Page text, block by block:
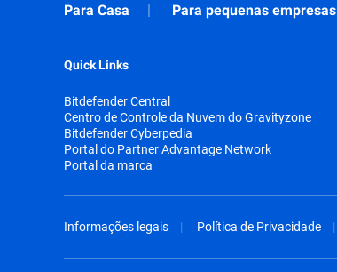
Para Casa Para pequenas empresas
Quick Links
Bitdefender Central
Centro de Controle da Nuvem do Gravityzone
Bitdefender Cyberpedia
Portal do Partner Advantage Network
Portal da marca
Informações legais Política de Privacidade